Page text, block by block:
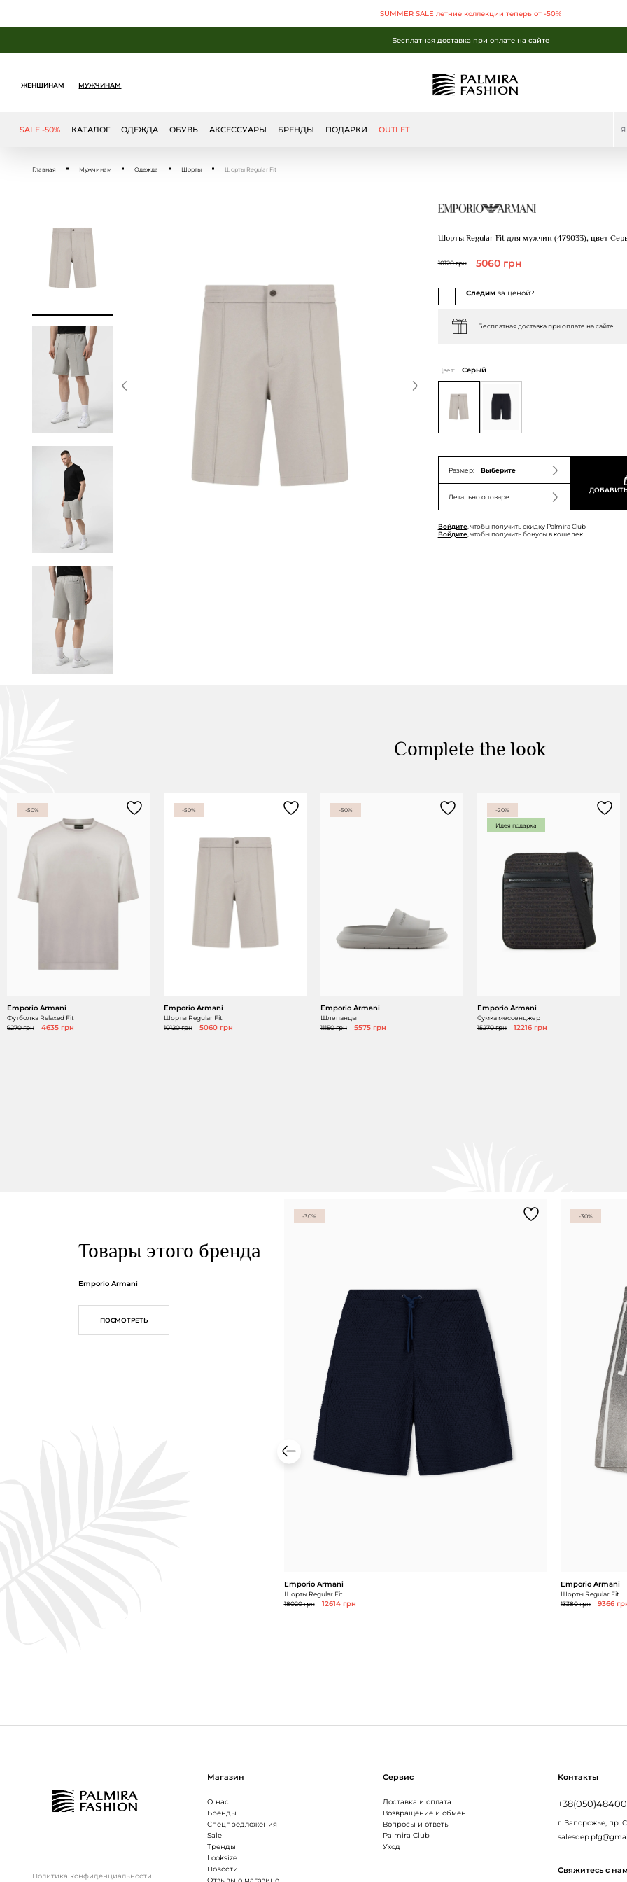
SUMMER SALE летние коллекции теперь от -50%
SUMMER SALE летние коллекции теперь от -50%
Бесплатная доставка при оплате на сайте
Бесплатная доставка при оплате на сайте
ЖЕНЩИНАМ МУЖЧИНАМ
SALE -50% БРЕНДЫ
КАТАЛОГ ОДЕЖДА ОБУВЬ АКСЕССУАРЫ ПОДАРКИ OUTLET
Главная Мужчинам Одежда Шорты Шорты Regular Fit
Шорты Regular Fit для мужчин (479033), цвет
10120 грн 5060 грн
Следимза ценой?
Бесплатная доставка при оплате на сайте
Цвет: Серый
Размер: Выберите
Детально о товаре
Войдите, чтобы получить скидку Palmira Club
Войдите, чтобы получить бонусы в кошелек
Complete the look
-50%
Emporio Armani
Футболка Relaxed Fit
9270 грн
4635 грн
-50%
Emporio Armani
Шорты Regular Fit
10120 грн
5060 грн
-50%
Emporio Armani
Шлепанцы
11150 грн
5575 грн
-20%
Идея подарка
Emporio Armani
Сумка мессенджер
15270 грн
12216 грн
Товары этого бренда
Emporio Armani
ПОСМОТРЕТЬ
-30%
Emporio Armani
Шорты Regular Fit
18020 грн
12614 грн
-30%
Emporio Armani
Шорты Regular Fit
13380 грн
9366
Политика конфиденциальности
Магазин
О нас
Бренды
Спецпредложения
Sale
Тренды
Looksize
Новости
Отзывы о магазине
Сервис
Доставка и оплата
Возвращение и обмен
Вопросы и ответы
Palmira Club
Уход
Контакты
г. Запорожье, пр.
Свяжитесь с